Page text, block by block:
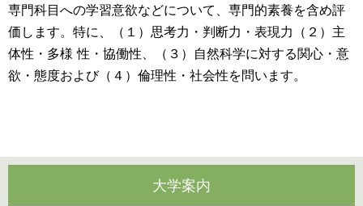
専門科目への学習意欲などについて、専門的素養を含め評
価します。特に、（１）思考力・判断力・表現力（２）主
体性・多様 性・協働性、（３）自然科学に対する関心・意
欲・態度および（４）倫理性・社会性を問います。
大学案内